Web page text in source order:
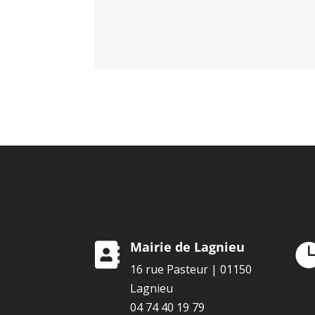
 Mairie de Lagnieu
16 rue Pasteur | 01150
Lagnieu
04 74 40 19 79